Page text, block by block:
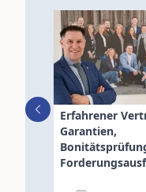
Erfahrener
Garantien,